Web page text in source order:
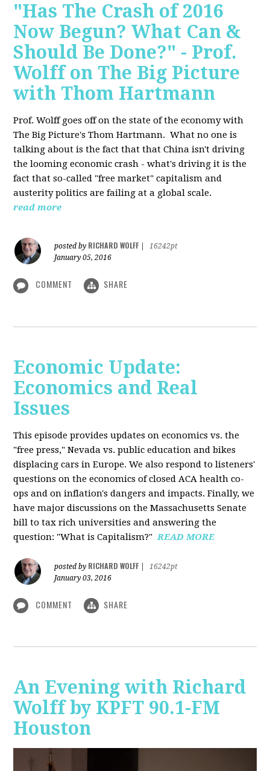
"Has The Crash of 2016
Now Begun? What Can &
Should Be Done?" - Prof.
Wolff on The Big Picture
with Thom Hartmann
Prof. Wolff goes off on the state of the economy with
The Big Picture's Thom Hartmann. What no one is
talking about is the fact that that China isn't driving
the looming economic crash - what's driving it is the
fact that so-called "free market" capitalism and
austerity politics are failing at a global scale.
read more
posted by RICHARD WOLFF
16242pt
January 05, 2016
COMMENT SHARE
Economic Update:
Economics and Real
Issues
This episode provides updates on economics vs. the
"free press," Nevada vs. public education and bikes
displacing cars in Europe. We also respond to listeners'
questions on the economics of closed ACA health co-
ops and on inflation's dangers and impacts. Finally, we
have major discussions on the Massachusetts Senate
bill to tax rich universities and answering the
question: "What is Capitalism?"READ MORE
posted by RICHARD WOLFF
16242pt
January 03, 2016
COMMENT SHARE
An Evening with Richard
Wolff by KPFT 90.1-FM
Houston